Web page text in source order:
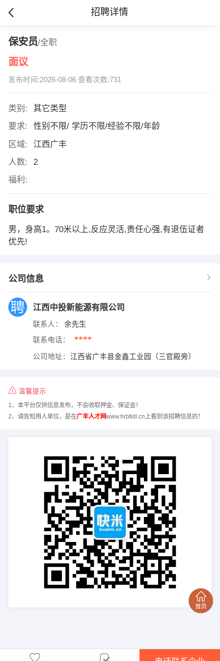
招聘详情
保安员/全职
面议
发布时间:2026-08-06 查看次数:731
类别:
其它类型
要求:
性别不限/ 学历不限/经验不限/年龄
区域:
江西广丰
人数:
2
福利:
职位要求
男，身高1。70米以上,反应灵活,责任心强,有退伍证者
优先!
公司信息
江西中投新能源有限公司
联系人： 余先生
联系电话： ****
公司地址： 江西省广丰县金鑫工业园（三官殿旁）
温馨提示
1、本平台仅供信息发布，不会收取押金、保证金！
2、请告知用人单位，是在广丰人才网www.hrbtldl.cn上看到该招聘信息的！